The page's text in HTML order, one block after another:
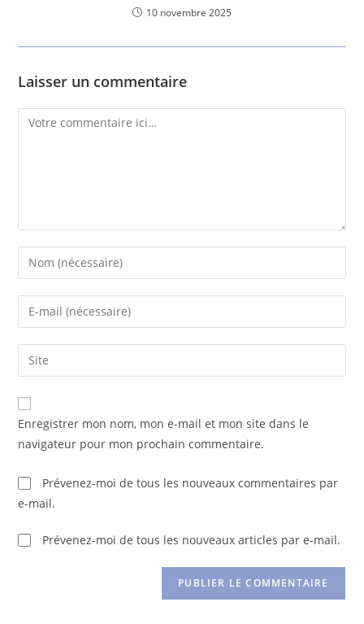
10 novembre 2025
Laisser un commentaire
Enregistrer mon nom, mon e-mail et mon site dans le
navigateur pour mon prochain commentaire.
Prévenez-moi de tous les nouveaux commentaires par
e-mail.
Prévenez-moi de tous les nouveaux articles par e-mail.